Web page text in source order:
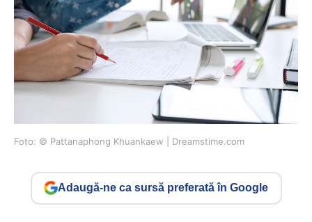
Foto: © Pattanaphong Khuankaew | Dreamstime.com
Adaugă-ne ca sursă preferată în Google